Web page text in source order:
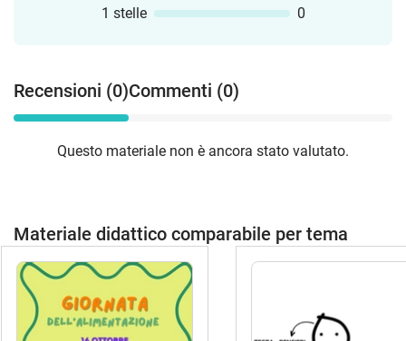
1 stelle
0
Recensioni (0)Commenti (0)
Questo materiale non è ancora stato valutato.
Materiale didattico comparabile per tema